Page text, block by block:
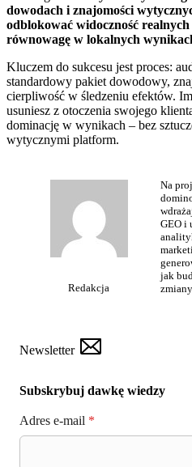
dowodach i znajomości
odblokować widoczność
równowagę w lokalnych
Kluczem do sukcesu jest proces:
standardowy pakiet dowodowy,
cierpliwość w śledzeniu efektów.
usuniesz z otoczenia swojego
dominację w wynikach – bez
wytycznymi platform.
Redakcja
Na
GEO i
jak
Newsletter
Subskrybuj dawkę wiedzy
Adres e-mail *